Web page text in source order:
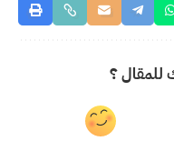
للمقال ؟